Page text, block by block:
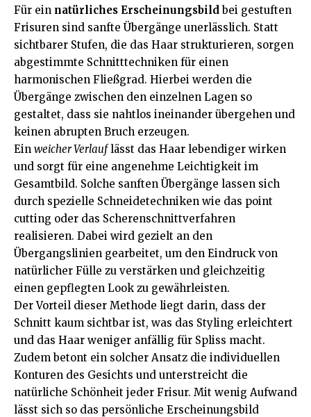
Für ein natürliches Erscheinungsbild bei gestuften
Frisuren sind sanfte Übergänge unerlässlich. Statt
sichtbarer Stufen, die das Haar strukturieren, sorgen
abgestimmte Schnitttechniken für einen
harmonischen Fließgrad. Hierbei werden die
Übergänge zwischen den einzelnen Lagen so
gestaltet, dass sie nahtlos ineinander übergehen und
keinen abrupten Bruch erzeugen.
Ein weicher Verlauflässt das Haar lebendiger wirken
und sorgt für eine angenehme Leichtigkeit im
Gesamtbild. Solche sanften Übergänge lassen sich
durch spezielle Schneidetechniken wie das point
cutting oder das Scherenschnittverfahren
realisieren. Dabei wird gezielt an den
Übergangslinien gearbeitet, um den Eindruck von
natürlicher Fülle zu verstärken und gleichzeitig
einen gepflegten Look zu gewährleisten.
Der Vorteil dieser Methode liegt darin, dass der
Schnitt kaum sichtbar ist, was das Styling erleichtert
und das Haar weniger anfällig für Spliss macht.
Zudem betont ein solcher Ansatz die individuellen
Konturen des Gesichts und unterstreicht die
natürliche Schönheit jeder Frisur. Mit wenig Aufwand
lässt sich so das persönliche Erscheinungsbild